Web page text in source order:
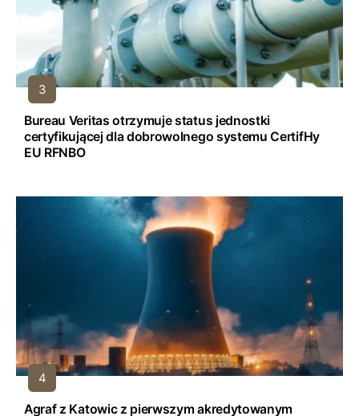
Bureau Veritas otrzymuje status jednostki
certyfikującej dla dobrowolnego systemu CertifHy
EU RFNBO
Agraf z Katowic z pierwszym akredytowanym